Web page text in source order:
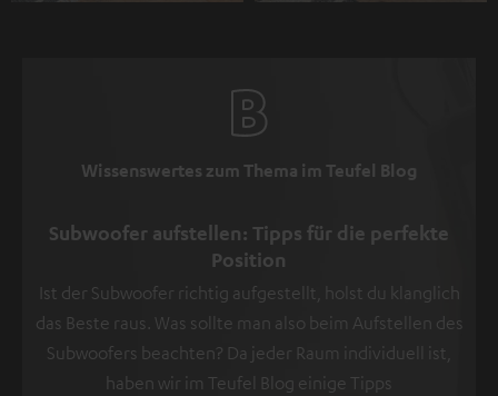
Wissenswertes zum Thema im Teufel Blog
Subwoofer aufstellen: Tipps für die perfekte
Position
Ist der Subwoofer richtig aufgestellt, holst du klanglich
das Beste raus. Was sollte man also beim Aufstellen des
Subwoofers beachten? Da jeder Raum individuell ist,
haben wir im Teufel Blog einige Tipps